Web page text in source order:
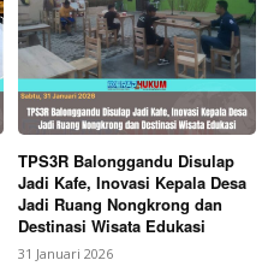
TPS3R Balonggandu Disulap
Jadi Kafe, Inovasi Kepala Desa
Jadi Ruang Nongkrong dan
Destinasi Wisata Edukasi
31 Januari 2026